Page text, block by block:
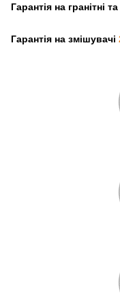
Гарантія на гранітні
Гарантія на змішувачі